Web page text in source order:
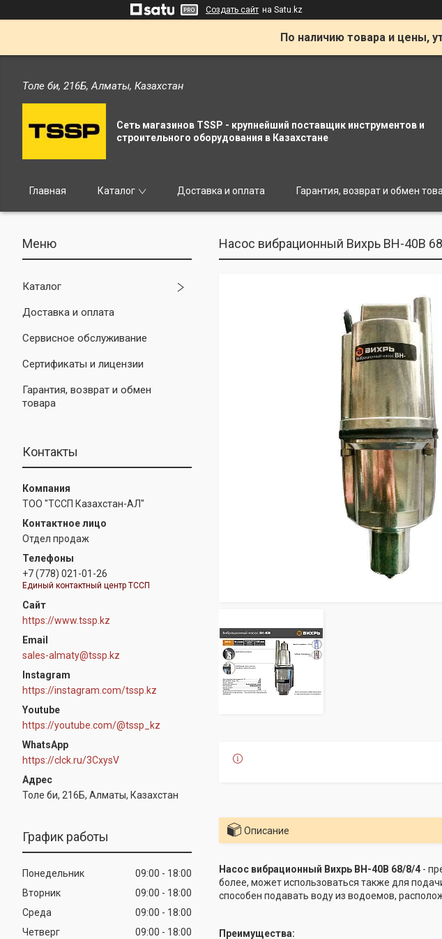
Создать сайт на Satu.kz
По наличию товара и цены,
Толе би, 216Б, Алматы, Казахстан
Сеть магазинов TSSP - крупнейший поставщик инструментов и
строительного оборудования в Казахстане
Главная Каталог Доставка и оплата Гарантия, возврат и обмен
Каталог
Доставка и оплата
Сервисное обслуживание
Сертификаты и лицензии
Гарантия, возврат и обмен
товара
Контакты
ТОО "ТССП Казахстан-АЛ"
Отдел продаж
+7 (778) 021-01-26
Единый контактный центр ТССП
https://www.tssp.kz
sales-almaty@tssp.kz
Instagram
https://instagram.com/tssp.kz
Youtube
https://youtube.com/@tssp_kz
WhatsApp
https://clck.ru/3CxysV
Толе би, 216Б, Алматы, Казахстан
График работы
Понедельник 09:00
18:00
Вторник
09:00
18:00
Среда
09:00
18:00
Четверг
09:00
18:00
Насос вибрационный Вихрь ВН-40В
Описание
Насос вибрационный Вихрь ВН-40В 68/8/4-
более, может использоваться также для
способен подавать воду из водоемов,
Преимущества: